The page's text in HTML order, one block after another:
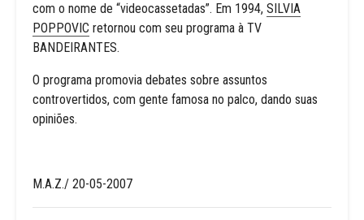
com o nome de “videocassetadas”. Em 1994, SILVIA
POPPOVIC retornou com seu programa à TV
BANDEIRANTES.
O programa promovia debates sobre assuntos
controvertidos, com gente famosa no palco, dando suas
opiniões.
M.A.Z./ 20-05-2007